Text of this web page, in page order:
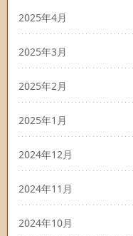
2025年4月
2025年3月
2025年2月
2025年1月
2024年12月
2024年11月
2024年10月